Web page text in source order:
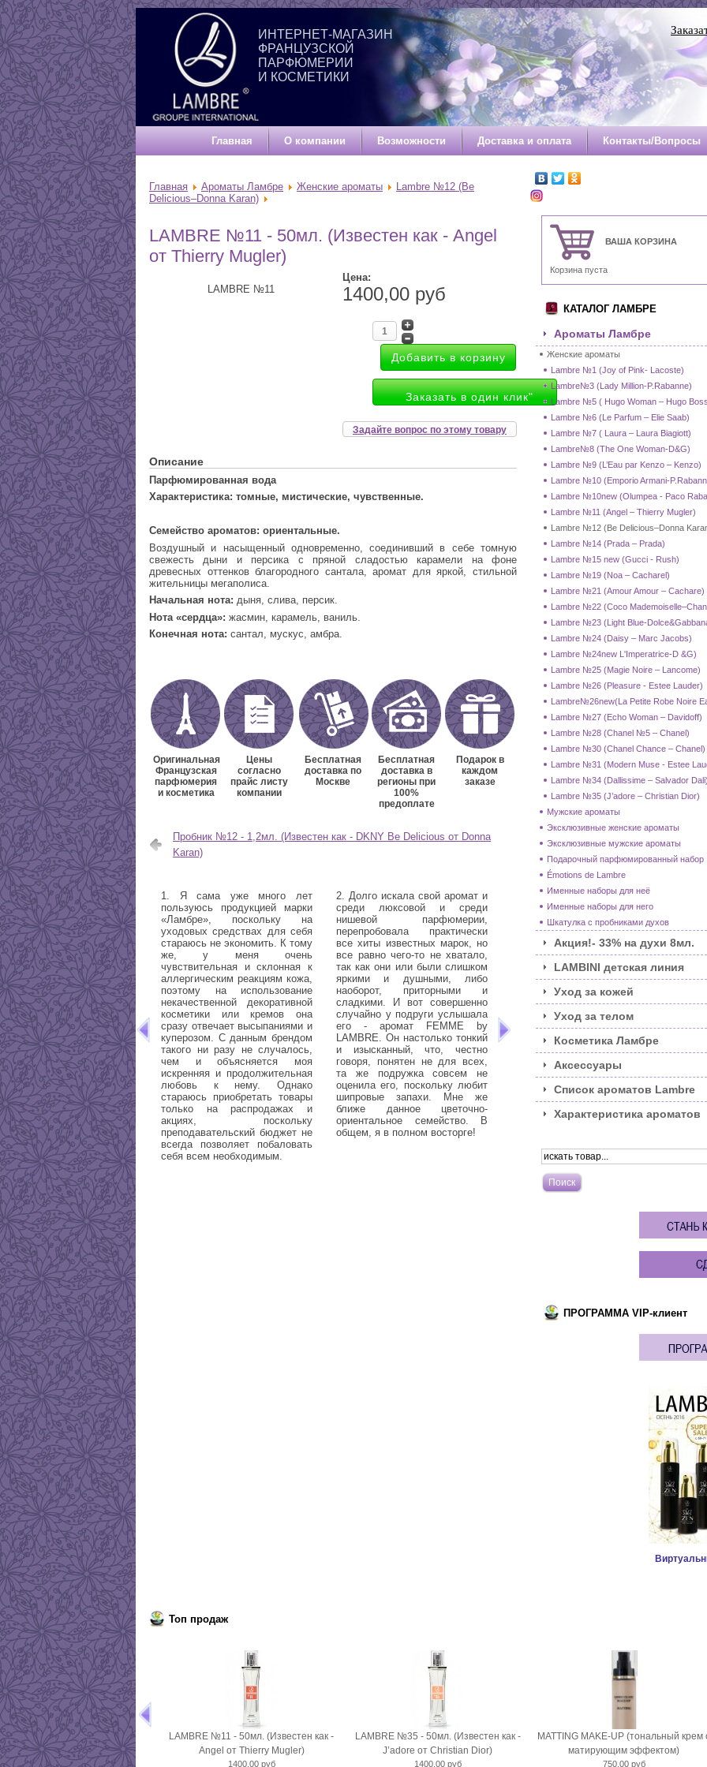
ИНТЕРНЕТ-МАГАЗИН
ФРАНЦУЗСКОЙ
ПАРФЮМЕРИИ
И КОСМЕТИКИ
Главная О компании Возможности Доставка и оплата Контакты/Вопросы
Главная Ароматы Ламбре Женские ароматы
Lambre №12 (Be
Delicious–Donna Karan)
LAMBRE №11 - 50мл. (Известен как - Angel
от Thierry Mugler)
LAMBRE №11
Цена:
1400,00 руб
Заказать в один клик"
Задайте вопрос по этому товару
Описание
Парфюмированная вода
Характеристика: томные, мистические, чувственные.
Семейство ароматов: ориентальные.
Воздушный и насыщенный одновременно, соединивший в себе томную
свежесть дыни и персика с пряной сладостью карамели на фоне
древесных оттенков благородного сантала, аромат для яркой, стильной
жительницы мегаполиса.
Начальная нота: дыня, слива, персик.
Нота «сердца»: жасмин, карамель, ваниль.
Конечная нота: сантал, мускус, амбра.
Оригинальная
Французская
парфюмерия
и косметика
Цены
согласно
прайс листу
компании
Бесплатная
доставка по
Москве
Бесплатная
доставка в
регионы при
100%
предоплате
Подарок в
каждом
заказе
Пробник №12 - 1,2мл. (Известен как - DKNY Be Delicious от Donna
Karan)
1. Я сама уже много лет
пользуюсь продукцией марки
«Ламбре», поскольку на
уходовых средствах для себя
стараюсь не экономить. К тому
же, у меня очень
чувствительная и склонная к
аллергическим реакциям кожа,
поэтому на использование
некачественной декоративной
косметики или кремов она
сразу отвечает высыпаниями и
куперозом. С данным брендом
такого ни разу не случалось,
чем и объясняется моя
искренняя и продолжительная
любовь к нему. Однако
стараюсь приобретать товары
только на распродажах и
акциях, поскольку
преподавательский бюджет не
всегда позволяет побаловать
себя всем необходимым.
2. Долго искала свой аромат и
среди люксовой и среди
нишевой парфюмерии,
перепробовала практически
все хиты известных марок, но
все равно чего-то не хватало,
так как они или были слишком
яркими и душными, либо
наоборот, приторными и
сладкими. И вот совершенно
случайно у подруги услышала
его - аромат FEMME by
LAMBRE. Он настолько тонкий
и изысканный, что, честно
говоря, понятен не для всех,
та же подружка совсем не
оценила его, поскольку любит
шипровые запахи. Мне же
ближе данное цветочно-
ориентальное семейство. В
общем, я в полном восторге!
3. Я очень долго ходила с
нарощенными ресницами и,
несмотря на качественные
материалы и клей, а также то,
что делали мне их в хорошем
салоне, густота и количество
собственных ресничек
значительно уменьшились.
Выглядело это не очень
красиво и даже суперобъемная
тушь не спасала ситуацию. По
совету подруги решила
попробовать сыворотку MAGIC
LONG LASH. И к своему
удивлению очень скоро
увидела результат. Не скажу,
что она буквально творит
чудеса, но растут ресницы
намного быстрее, при этом они
стали плотнее и гуще.
я
ВАША КОРЗИНА
Корзина пуста
КАТАЛОГ ЛАМБРЕ
Ароматы Ламбре
Женские ароматы
Lambre №1 (Joy of Pink- Lacoste)
Lambre№3 (Lady Million-P.Rabanne)
Lambre №5 ( Hugo Woman – Hugo
Lambre №6 (Le Parfum – Elie Saab)
Lambre №7 ( Laura – Laura Biagiott)
Lambre№8 (The One Woman-D&G)
Lambre №9 (L’Eau par Kenzo – Kenzo)
Lambre №10 (Emporio Armani-
Lambre №10new (Olumpea - Paco
Lambre №11 (Angel – Thierry Mugler)
Lambre №12 (Be Delicious–Donna
Lambre №14 (Prada – Prada)
Lambre №15 new (Gucci - Rush)
Lambre №19 (Noa – Cacharel)
Lambre №21 (Amour Amour – Cachare)
Lambre №22 (Coco
Lambre №23 (Light Blue-
Lambre №24 (Daisy – Marc Jacobs)
Lambre №24new L'Imperatrice-D &G)
Lambre №25 (Magie Noire – Lancome)
Lambre №26 (Pleasure - Estee Lauder)
Lambre№26new(La Petite Robe Noire
Lambre №27 (Echo Woman – Davidoff)
Lambre №28 (Chanel №5 – Chanel)
Lambre №30 (Chanel Chance – Chanel)
Lambre №31 (Modern Muse - Estee
Lambre №34 (Dallissime – Salvador Dali)
Lambre №35 (J’adore – Christian Dior)
Мужские ароматы
Эксклюзивные женские ароматы
Эксклюзивные мужские ароматы
Подарочный парфюмированный набор
Émotions de Lambre
Именные наборы для неё
Именные наборы для него
Шкатулка с пробниками духов
Акция!- 33% на духи 8мл.
LAMBINI детская линия
Уход за кожей
Уход за телом
Косметика Ламбре
Аксессуары
Список ароматов Lambre
Характеристика ароматов
ПРОГРАММА VIP-клиент
Топ продаж
LAMBRE №11 - 50мл. (Известен как -
Angel от Thierry Mugler)
1400,00 руб
LAMBRE №35 - 50мл. (Известен как -
J’adore от Christian Dior)
1400,00 руб
MATTING MAKE-UP (тональный крем
матирующим эффектом)
750,00 руб